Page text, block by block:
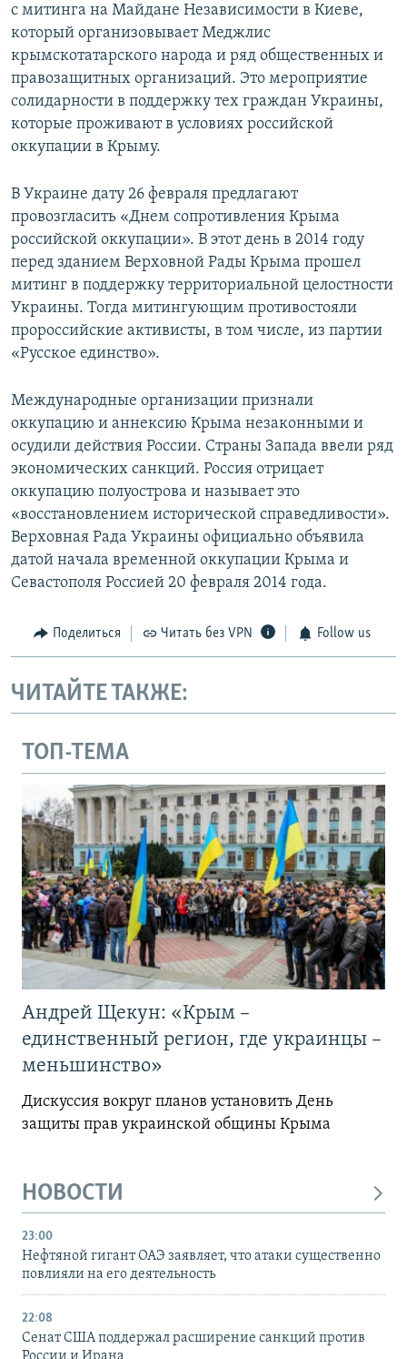
с митинга на Майдане Независимости в Киеве,
который организовывает Меджлис
крымскотатарского народа и ряд общественных и
правозащитных организаций. Это мероприятие
солидарности в поддержку тех граждан Украины,
которые проживают в условиях российской
оккупации в Крыму.
В Украине дату 26 февраля предлагают
провозгласить «Днем сопротивления Крыма
российской оккупации». В этот день в 2014 году
перед зданием Верховной Рады Крыма прошел
митинг в поддержку территориальной целостности
Украины. Тогда митингующим противостояли
пророссийские активисты, в том числе, из партии
«Русское единство».
Международные организации признали
оккупацию и аннексию Крыма незаконными и
осудили действия России. Страны Запада ввели ряд
экономических санкций. Россия отрицает
оккупацию полуострова и называет это
«восстановлением исторической справедливости».
Верховная Рада Украины официально объявила
датой начала временной оккупации Крыма и
Севастополя Россией 20 февраля 2014 года.
Поделиться Читать без VPN Follow us
ЧИТАЙТЕ ТАКЖЕ:
ТОП-ТЕМА
Андрей Щекун: «Крым –
единственный регион, где украинцы –
меньшинство»
Дискуссия вокруг планов установить День
защиты прав украинской общины Крыма
НОВОСТИ
23:00
Нефтяной гигант ОАЭ заявляет, что атаки существенно
повлияли на его деятельность
22:08
Сенат США поддержал расширение санкций против